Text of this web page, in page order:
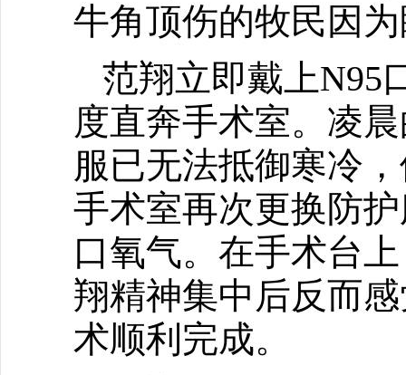
牛角顶伤的牧民因
范翔立即戴上N95
度直奔手术室。凌
服已无法抵御寒冷
手术室再次更换防
口氧气。在手术台
翔精神集中后反而
术顺利完成。